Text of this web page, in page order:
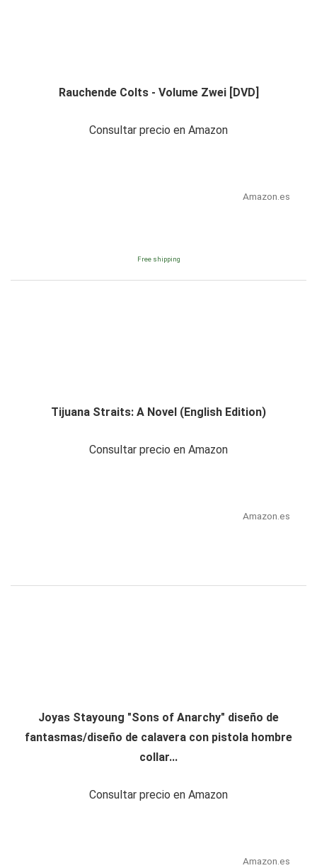
Rauchende Colts - Volume Zwei [DVD]
Consultar precio en Amazon
Amazon.es
Free shipping
Tijuana Straits: A Novel (English Edition)
Consultar precio en Amazon
Amazon.es
Joyas Stayoung "Sons of Anarchy" diseño de
fantasmas/diseño de calavera con pistola hombre
collar...
Consultar precio en Amazon
Amazon.es